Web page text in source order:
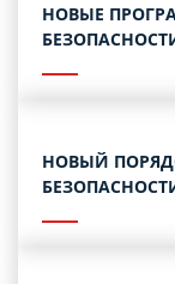
НОВЫЕ
НОВЫЙ